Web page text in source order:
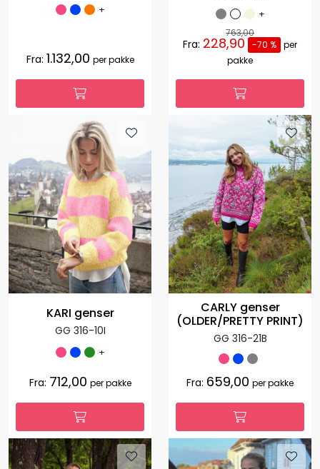
+
Fra: 1.132,00 per pakke
+
763,00
Fra: 228,90 -70 % per
pakke
KARI genser
GG 316-10I
+
Fra: 712,00 per pakke
CARLY genser
(OLDER/PRETTY PRINT)
GG 316-21B
Fra: 659,00 per pakke